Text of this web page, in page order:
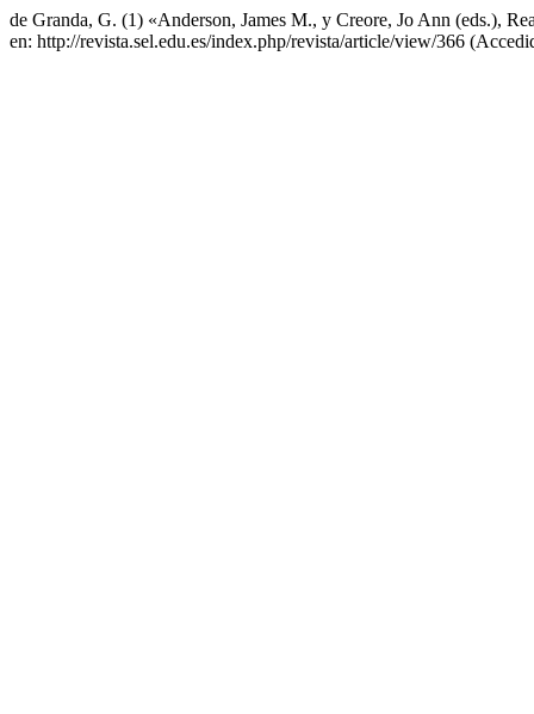
de Granda, G. (1) «Anderson, James M., y Creore, Jo Ann (eds.),
en: http://revista.sel.edu.es/index.php/revista/article/view/366